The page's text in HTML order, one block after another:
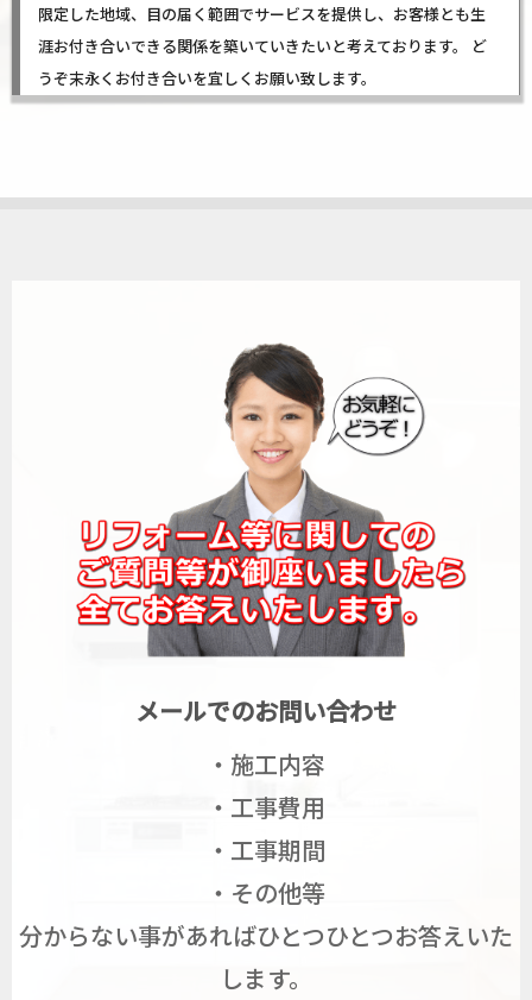
限定した地域、目の届く範囲でサービスを提供し、お客様とも生
涯お付き合いできる関係を築いていきたいと考えております。 ど
うぞ末永くお付き合いを宜しくお願い致します。
メールでのお問い合わせ
・施工内容
・工事費用
・工事期間
・その他等
分からない事があればひとつひとつお答えいた
します。